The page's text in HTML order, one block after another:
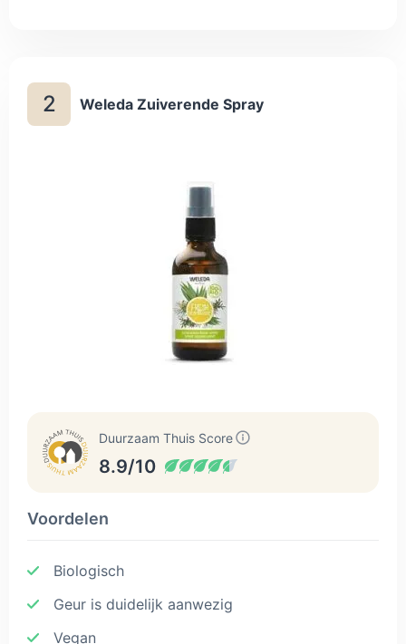
2 Weleda Zuiverende Spray
Duurzaam Thuis Score
8.9/10
Voordelen
Biologisch
Geur is duidelijk aanwezig
Vegan